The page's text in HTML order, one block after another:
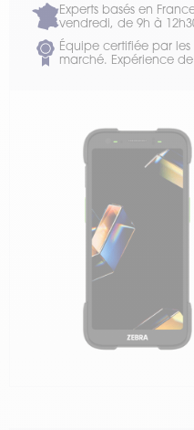
Experts basés en
vendredi, de 9h à
Équipe certifiée par
marché. Expérience